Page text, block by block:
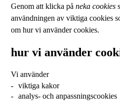
Genom att klicka påneka cookies
användningen av viktiga cookies
om hur vi använder cookies.
hur vi använder
Vi använder
viktiga kakor
analys- och anpassningscookies